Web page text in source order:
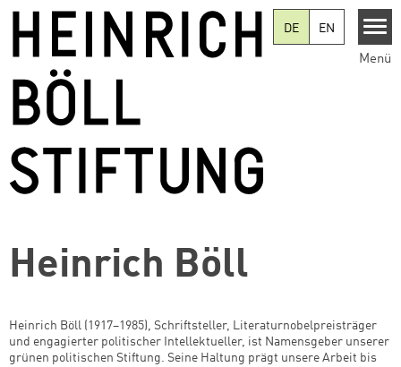
DE
EN
Menü
Heinrich Böll
Heinrich Böll (1917–1985), Schriftsteller, Literaturnobelpreisträger
und engagierter politischer Intellektueller, ist Namensgeber unserer
grünen politischen Stiftung. Seine Haltung prägt unsere Arbeit bis